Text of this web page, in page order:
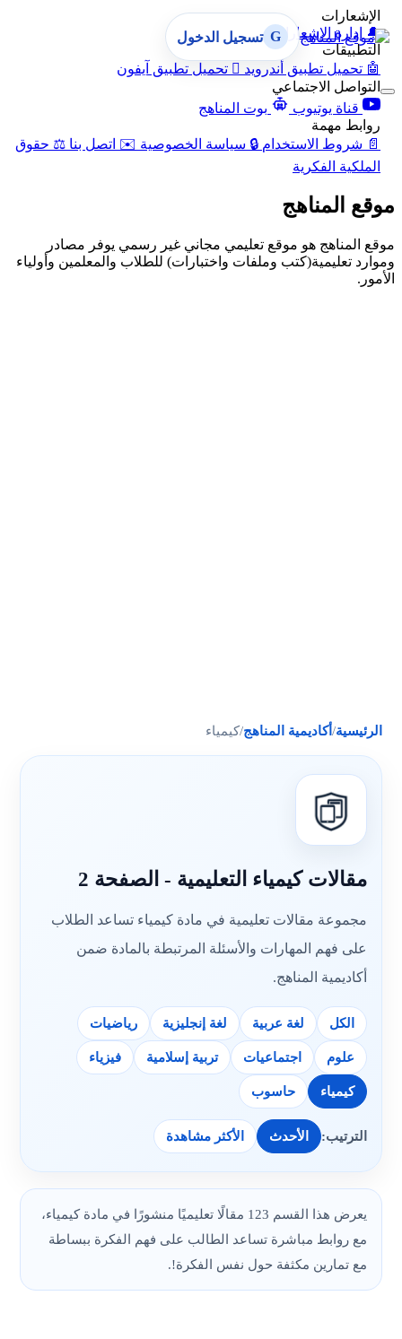
الإشعارات
🔔 إدارة الإشعارات
التطبيقات
🤖 تحميل تطبيق أندرويد  تحميل تطبيق آيفون
التواصل الاجتماعي
قناة يوتيوب
بوت المناهج
روابط مهمة
📄 شروط الاستخدام 🔒 سياسة الخصوصية ✉️ اتصل بنا ⚖️ حقوق
الملكية الفكرية
G تسجيل الدخول
موقع المناهج
موقع المناهج هو موقع تعليمي مجاني غير رسمي يوفر مصادر
وموارد تعليمية(كتب وملفات واختبارات) للطلاب والمعلمين وأولياء
الأمور.
الرئيسية/أكاديمية المناهج/كيمياء
مقالات كيمياء التعليمية - الصفحة 2
مجموعة مقالات تعليمية في مادة كيمياء تساعد الطلاب
على فهم المهارات والأسئلة المرتبطة بالمادة ضمن
أكاديمية المناهج.
الكل لغة عربية لغة إنجليزية رياضيات
علوم اجتماعيات تربية إسلامية فيزياء
كيمياء حاسوب
الترتيب: الأحدث الأكثر مشاهدة
يعرض هذا القسم 123 مقالًا تعليميًا منشورًا في مادة كيمياء،
مع روابط مباشرة تساعد الطالب على فهم الفكرة ببساطة
مع تمارين مكثفة حول نفس الفكرة!.